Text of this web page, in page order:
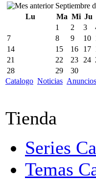
Septiembre
Lu
Ma Mi Ju
1
2 3
7
8 9 10
14
15 16 17
21
22 23 24
28
29
30
Catalogo Noticias Anuncios
Tienda
Series
Temas